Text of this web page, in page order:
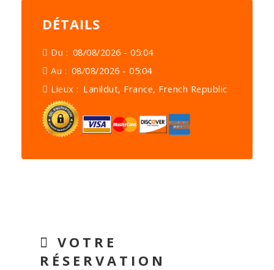
DÉTAILS
Du : 08/08/2026 - 05:04
Au : 08/08/2026 - 05:04
Lieux : Lanildut, France, French Republic
VOTRE
RÉSERVATION